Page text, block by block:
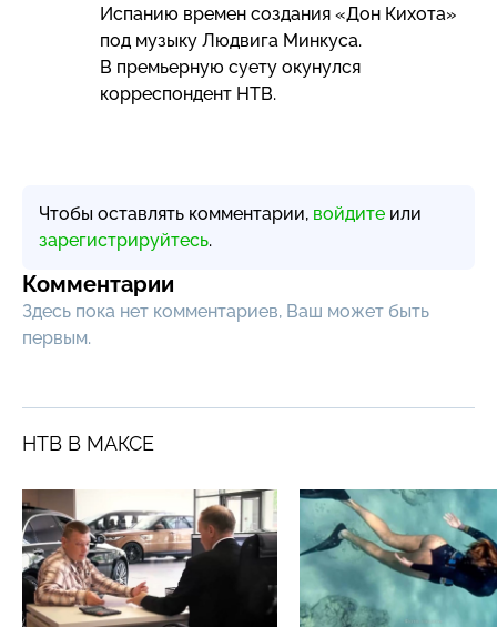
Испанию времен создания «Дон Кихота»
под музыку Людвига Минкуса.
В премьерную суету окунулся
корреспондент НТВ.
Чтобы оставлять комментарии, войдите или
зарегистрируйтесь.
Комментарии
Здесь пока нет комментариев, Ваш может быть
первым.
НТВ В МАКСЕ